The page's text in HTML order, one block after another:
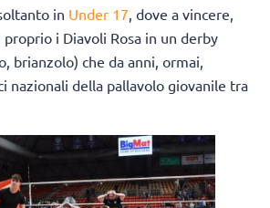
in Under 17 , dove a vincere,
i Diavoli Rosa in un derby
brianzolo) che da anni, ormai,
nazionali della pallavolo giovanile tra